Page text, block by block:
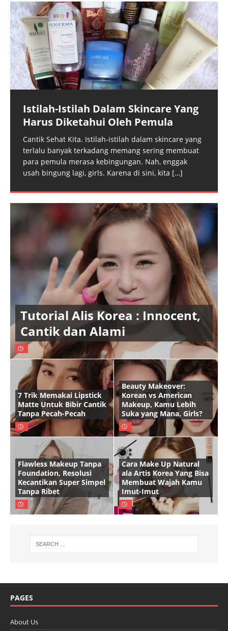
Istilah-Istilah Dalam Skincare Yang
Harus Diketahui Oleh Pemula
Cantik Sehat Kita. Istilah-istilah dalam skincare yang
terlalu banyak terkadang memang sering membuat
para pemula merasa kebingungan. Nah, enggak
usah bingung lagi, girls. Karena di sini, kita […]
Tutorial Alis Korea : Innocent,
Cantik dan Alami
7 Trik Memakai Lipstick
Matte Untuk Bibir Cantik
Tanpa Pecah-Pecah
Beauty Makeover:
Korean vs American
Makeup, Kamu Lebih
Suka yang Mana, Girls?
Flawless Makeup Tanpa
Foundation, Resolusi
Kecantikan Super Simpel
Tanpa Ribet
Cara Make Up Natural
ala Artis Korea Yang Bisa
Membuat Wajah Kamu
Imut-Imut
PAGES
About Us